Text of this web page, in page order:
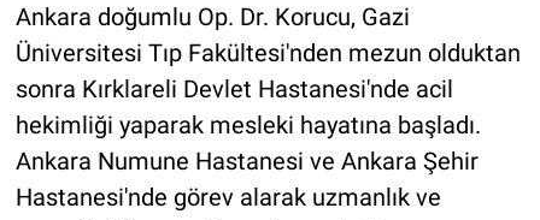
Ankara doğumlu Op. Dr. Korucu, Gazi
Üniversitesi Tıp Fakültesi'nden mezun olduktan
sonra Kırklareli Devlet Hastanesi'nde acil
hekimliği yaparak mesleki hayatına başladı.
Ankara Numune Hastanesi ve Ankara Şehir
Hastanesi'nde görev alarak uzmanlık ve